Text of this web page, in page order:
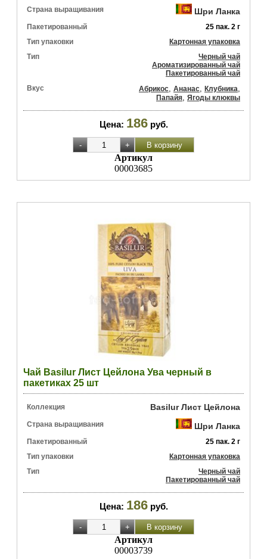
Страна выращивания Шри Ланка
Пакетированный
25 пак. 2 г
Тип упаковки
Картонная упаковка
Тип
Черный чай
Ароматизированный чай
Пакетированный чай
Вкус
Абрикос, Ананас, Клубника,
Папайя, Ягоды клюквы
Цена: 186 руб.
Артикул
00003685
Чай Basilur Лист Цейлона Ува черный в
пакетиках 25 шт
Коллекция Basilur Лист Цейлона
Страна выращивания Шри Ланка
Пакетированный
25 пак. 2 г
Тип упаковки
Картонная упаковка
Тип
Черный чай
Пакетированный чай
Цена: 186 руб.
Артикул
00003739